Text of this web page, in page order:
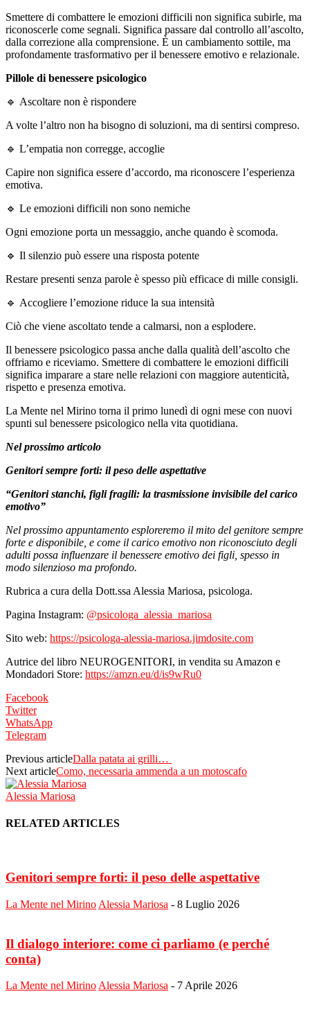
Smettere di combattere le emozioni difficili non significa subirle, ma
riconoscerle come segnali. Significa passare dal controllo all’ascolto,
dalla correzione alla comprensione. È un cambiamento sottile, ma
profondamente trasformativo per il benessere emotivo e relazionale.
Pillole di benessere psicologico
🔹 Ascoltare non è rispondere
A volte l’altro non ha bisogno di soluzioni, ma di sentirsi compreso.
🔹 L’empatia non corregge, accoglie
Capire non significa essere d’accordo, ma riconoscere l’esperienza
emotiva.
🔹 Le emozioni difficili non sono nemiche
Ogni emozione porta un messaggio, anche quando è scomoda.
🔹 Il silenzio può essere una risposta potente
Restare presenti senza parole è spesso più efficace di mille consigli.
🔹 Accogliere l’emozione riduce la sua intensità
Ciò che viene ascoltato tende a calmarsi, non a esplodere.
Il benessere psicologico passa anche dalla qualità dell’ascolto che
offriamo e riceviamo. Smettere di combattere le emozioni difficili
significa imparare a stare nelle relazioni con maggiore autenticità,
rispetto e presenza emotiva.
La Mente nel Mirino torna il primo lunedì di ogni mese con nuovi
spunti sul benessere psicologico nella vita quotidiana.
Nel prossimo articolo
Genitori sempre forti: il peso delle aspettative
“Genitori stanchi, figli fragili: la trasmissione invisibile del carico
emotivo”
Nel prossimo appuntamento esploreremo il mito del genitore sempre
forte e disponibile, e come il carico emotivo non riconosciuto degli
adulti possa influenzare il benessere emotivo dei figli, spesso in
modo silenzioso ma profondo.
Rubrica a cura della Dott.ssa Alessia Mariosa, psicologa.
Pagina Instagram: @psicologa_alessia_mariosa
Sito web: https://psicologa-alessia-mariosa.jimdosite.com
Autrice del libro NEUROGENITORI, in vendita su Amazon e
Mondadori Store: https://amzn.eu/d/is9wRu0
Facebook
Twitter
WhatsApp
Telegram
Previous articleDalla patata ai grilli…
Next articleComo, necessaria ammenda a un motoscafo
Alessia Mariosa
RELATED ARTICLES
Genitori sempre forti: il peso delle aspettative
La Mente nel Mirino Alessia Mariosa - 8 Luglio 2026
Il dialogo interiore: come ci parliamo (e perché
conta)
La Mente nel Mirino Alessia Mariosa - 7 Aprile 2026